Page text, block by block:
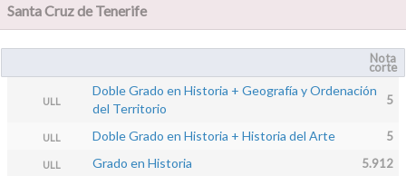
Santa Cruz de Tenerife
Nota
corte
ULL
Doble Grado en Historia + Geografía y Ordenación
del Territorio
5
ULL Doble Grado en Historia + Historia del Arte 5
ULL Grado en Historia 5.912